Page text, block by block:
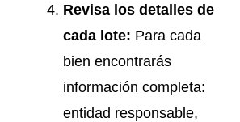
Revisa los detalles de
cada lote: Para cada
bien encontrarás
información completa:
entidad responsable,